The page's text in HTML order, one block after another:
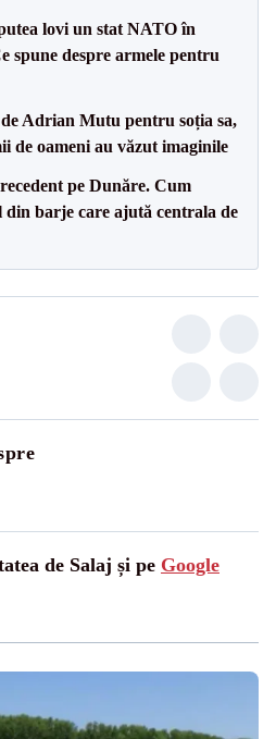
lovi un stat NATO în
spune despre armele pentru
Adrian Mutu pentru soția sa,
de oameni au văzut imaginile
pe Dunăre. Cum
din barje care ajută centrala de
de Salaj și pe Google